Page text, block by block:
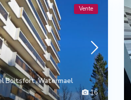
16
Boitsfort,Watermael
Vente